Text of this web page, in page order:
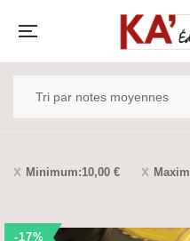
Minimum:10,00 €
-17%